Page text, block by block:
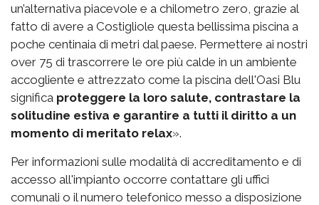
un’alternativa piacevole e a chilometro zero, grazie al
fatto di avere a Costigliole questa bellissima piscina a
poche centinaia di metri dal paese. Permettere ai nostri
over 75 di trascorrere le ore più calde in un ambiente
accogliente e attrezzato come la piscina dell'Oasi Blu
significa proteggere la loro salute, contrastare la
solitudine estiva e garantire a tutti il diritto a un
momento di meritato relax».
Per informazioni sulle modalità di accreditamento e di
accesso all'impianto occorre contattare gli uffici
comunali o il numero telefonico messo a disposizione